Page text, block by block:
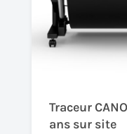
Traceur
ans sur site